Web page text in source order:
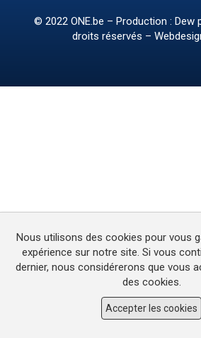
© 2022 ONE.be – Production : Dew
droits réservés –
Nous utilisons des cookies pour vous
expérience sur notre site. Si vous
dernier, nous considérerons que vous
des cookies.
Accepter les cookies